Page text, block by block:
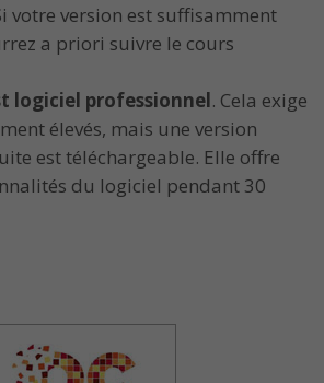
votre version est suffisamment
a priori suivre le cours
logiciel professionnel. Cela exige
élevés, mais une version
est téléchargeable. Elle offre
du logiciel pendant 30